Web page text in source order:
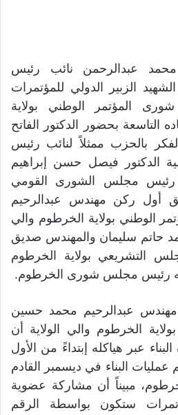
عبدالرحمن نائب رئيس
الزبير الدولي للمؤتمرات
المؤتمر الوطني بولاية
التاسعة بحضور الدكتور الفاتح
بالحزب ممثلاً لنائب رئيس
الدكتور فيصل حسن إبراهيم
رئيس مجلس الشورى القومي
أول ركن مهندس عبدالرحيم
الوطني بولاية الخرطوم والي
محمد حاتم سليمان والمهندس صديق
التشريعي بولاية الخرطوم
رئيس مجلس شورى الخرطوم.
عبدالرحيم محمد حسين
الخرطوم والي الولاية أن
عبر هياكله إبتداءً من الأول
البناء في ديسمبر القادم
مبيناً أن مشاركة عضوية
ستكون بواسطة الرقم